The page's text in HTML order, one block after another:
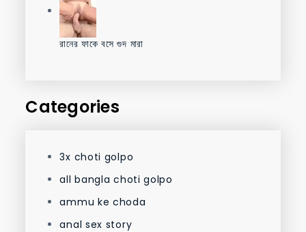
রানের ফাকে বসে গুদ মারা
Categories
3x choti golpo
all bangla choti golpo
ammu ke choda
anal sex story